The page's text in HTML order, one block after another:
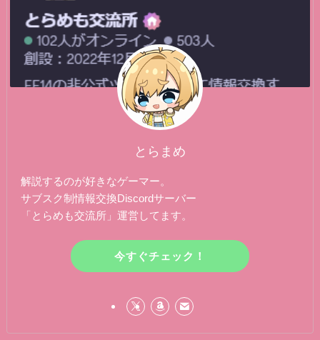
とらまめ
解説するのが好きなゲーマー。
サブスク制情報交換Discordサーバー
「とらめも交流所」運営してます。
今すぐチェック！